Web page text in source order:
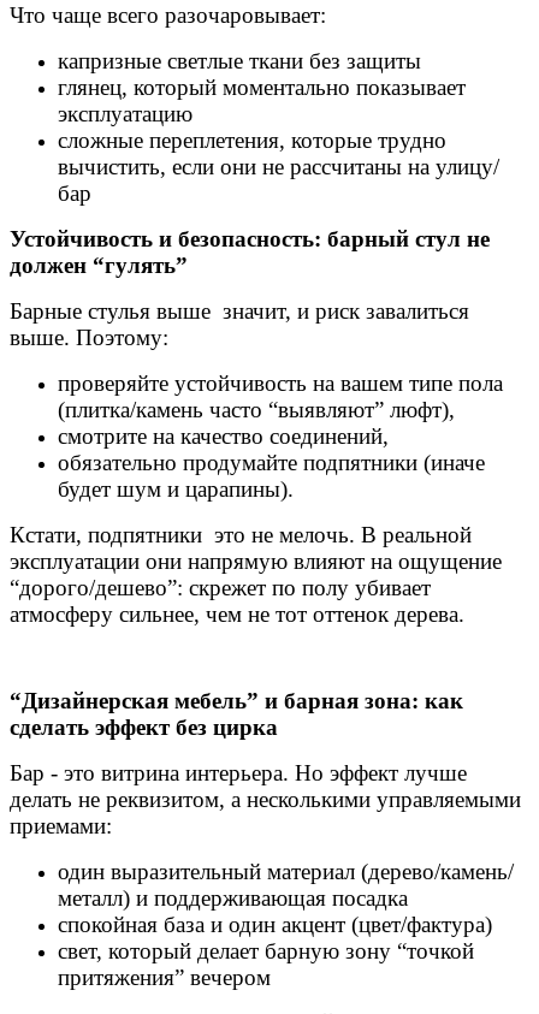
Что чаще всего разочаровывает:
капризные светлые ткани без защиты
глянец, который моментально показывает
эксплуатацию
сложные переплетения, которые трудно
вычистить, если они не рассчитаны на улицу/
бар
Устойчивость и безопасность: барный стул не
должен “гулять”
Барные стулья выше значит, и риск завалиться
выше. Поэтому:
проверяйте устойчивость на вашем типе пола
(плитка/камень часто “выявляют” люфт),
смотрите на качество соединений,
обязательно продумайте подпятники (иначе
будет шум и царапины).
Кстати, подпятники это не мелочь. В реальной
эксплуатации они напрямую влияют на ощущение
“дорого/дешево”: скрежет по полу убивает
атмосферу сильнее, чем не тот оттенок дерева.
“Дизайнерская мебель” и барная зона: как
сделать эффект без цирка
Бар - это витрина интерьера. Но эффект лучше
делать не реквизитом, а несколькими управляемыми
приемами:
один выразительный материал (дерево/камень/
металл) и поддерживающая посадка
спокойная база и один акцент (цвет/фактура)
свет, который делает барную зону “точкой
притяжения” вечером